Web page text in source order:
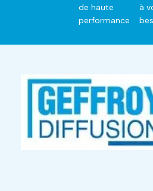
de haute
performance
à